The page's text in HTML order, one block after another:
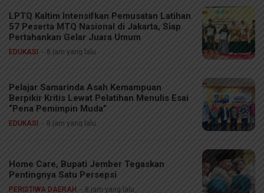
LPTQ Kaltim Intensifkan Pemusatan Latihan
57 Peserta MTQ Nasional di Jakarta, Siap
Pertahankan Gelar Juara Umum
EDUKASI 8 jam yang lalu
Pelajar Samarinda Asah Kemampuan
Berpikir Kritis Lewat Pelatihan Menulis Esai
“Pena Pemimpin Muda”
EDUKASI 8 jam yang lalu
Home Care, Bupati Jember Tegaskan
Pentingnya Satu Persepsi
PERISTIWA DAERAH 8 jam yang lalu